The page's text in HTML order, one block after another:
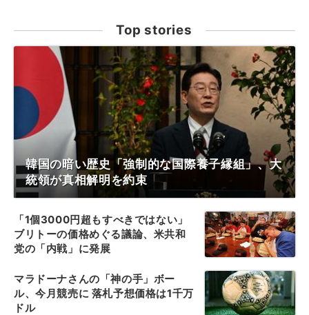
Top stories
韓国の暗い歴史「強制的な国際養子縁組」、大
統領が真相解明を約束
「1個3000円超もすべきではない」
ブリトーの価格めぐる議論、米共和
党の「内戦」に発展
マラドーナさんの「神の手」ボー
ル、今月競売に 落札予想価格は1千万
ドル